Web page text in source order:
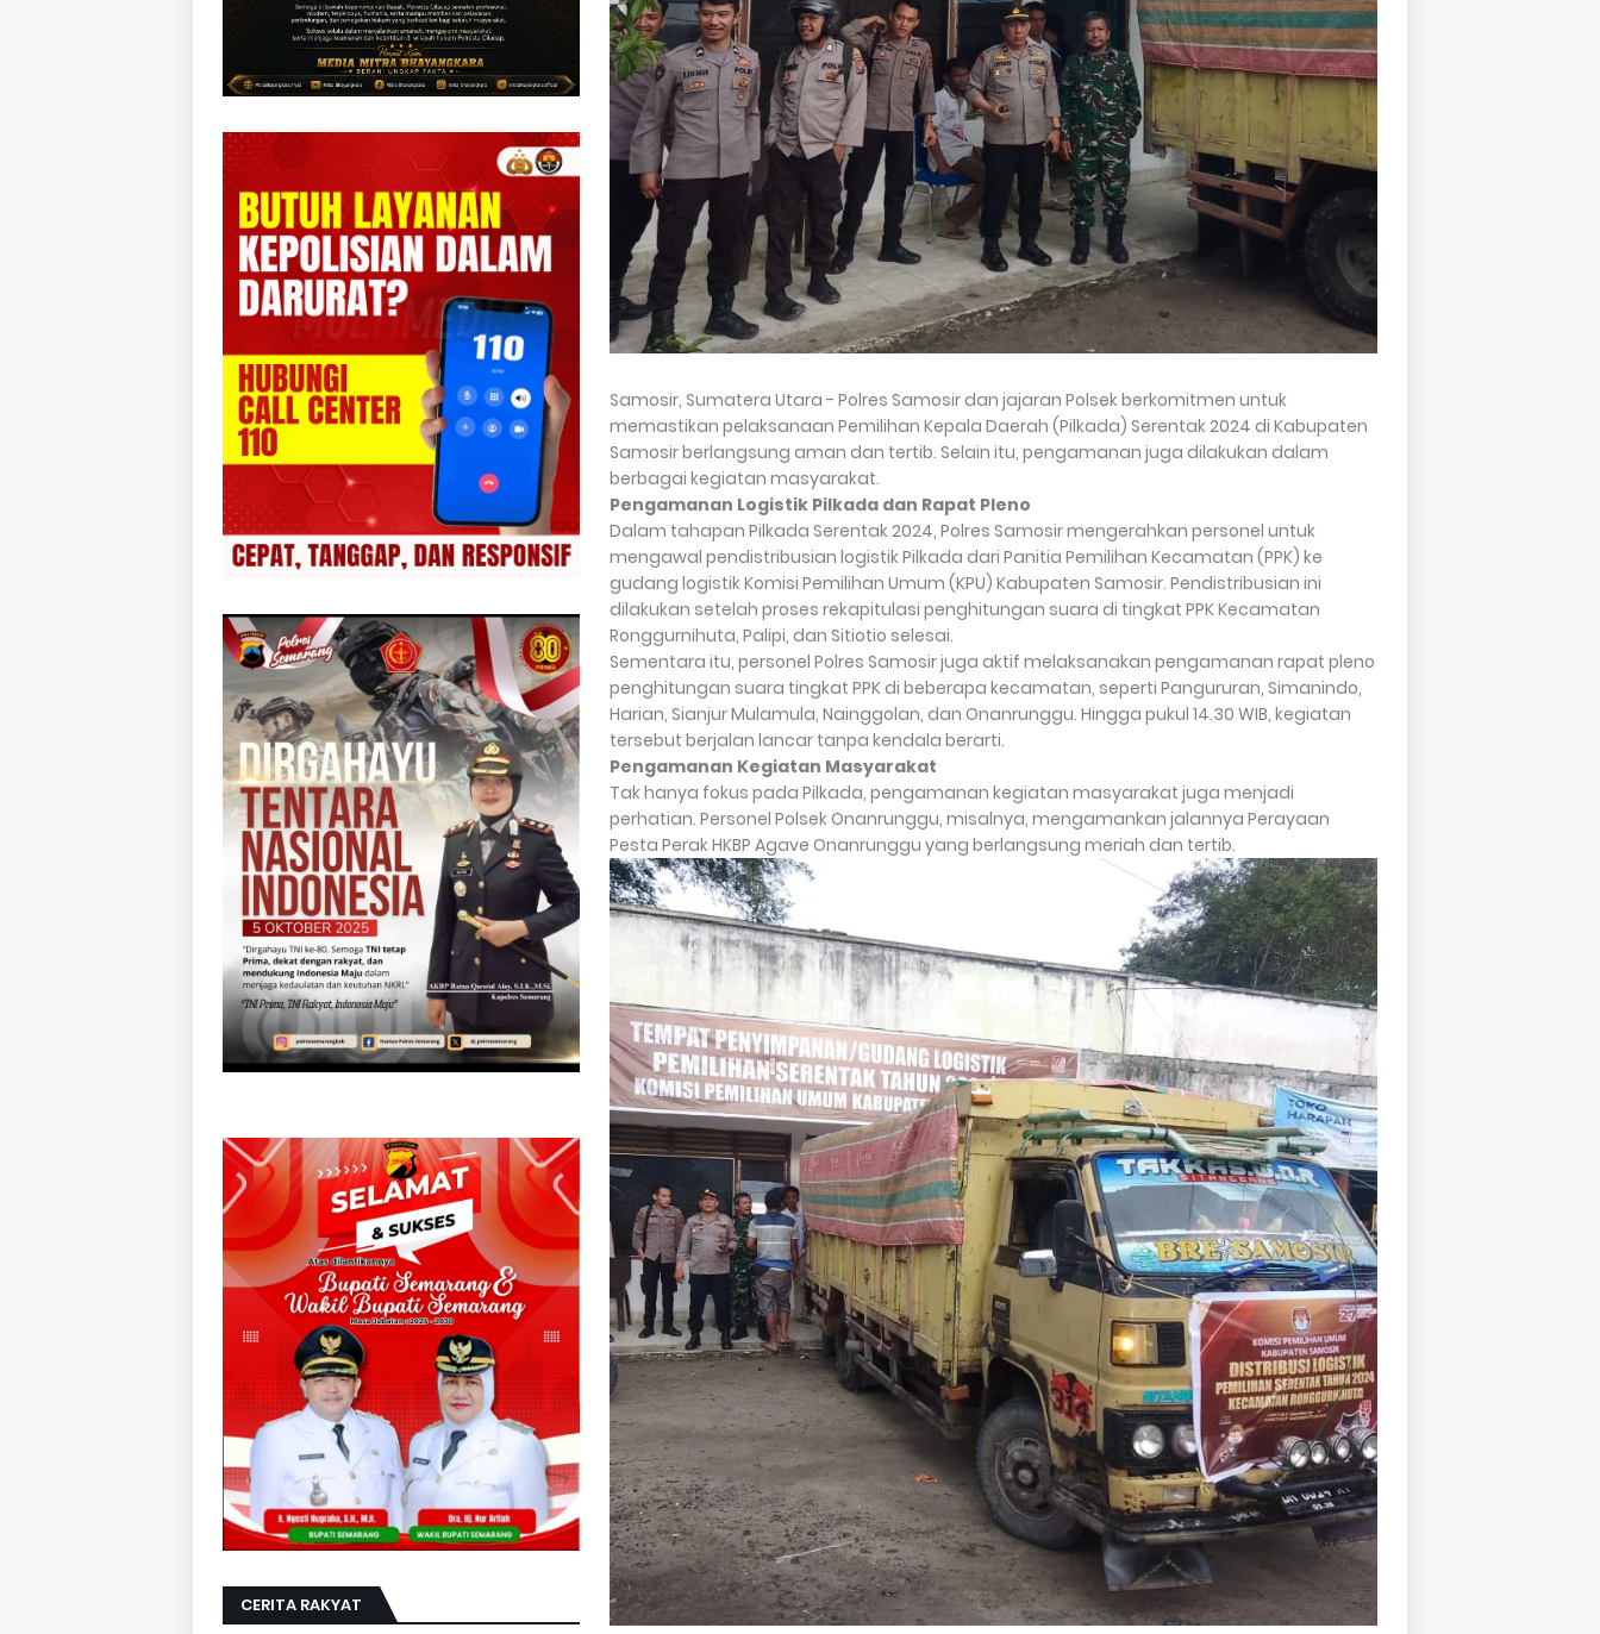
Samosir, Sumatera Utara - Polres Samosir dan jajaran Polsek berkomitmen untuk
memastikan pelaksanaan Pemilihan Kepala Daerah (Pilkada) Serentak 2024 di Kabupaten
Samosir berlangsung aman dan tertib. Selain itu, pengamanan juga dilakukan dalam
berbagai kegiatan masyarakat.
Pengamanan Logistik Pilkada dan Rapat Pleno
Dalam tahapan Pilkada Serentak 2024, Polres Samosir mengerahkan personel untuk
mengawal pendistribusian logistik Pilkada dari Panitia Pemilihan Kecamatan (PPK) ke
gudang logistik Komisi Pemilihan Umum (KPU) Kabupaten Samosir. Pendistribusian ini
dilakukan setelah proses rekapitulasi penghitungan suara di tingkat PPK Kecamatan
Ronggurnihuta, Palipi, dan Sitiotio selesai.
Sementara itu, personel Polres Samosir juga aktif melaksanakan pengamanan rapat pleno
penghitungan suara tingkat PPK di beberapa kecamatan, seperti Pangururan, Simanindo,
Harian, Sianjur Mulamula, Nainggolan, dan Onanrunggu. Hingga pukul 14.30 WIB, kegiatan
tersebut berjalan lancar tanpa kendala berarti.
Pengamanan Kegiatan Masyarakat
Tak hanya fokus pada Pilkada, pengamanan kegiatan masyarakat juga menjadi
perhatian. Personel Polsek Onanrunggu, misalnya, mengamankan jalannya Perayaan
Pesta Perak HKBP Agave Onanrunggu yang berlangsung meriah dan tertib.
CERITA RAKYAT